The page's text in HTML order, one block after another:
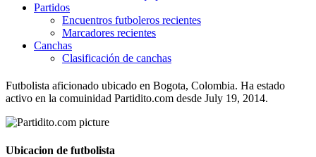
Partidos
Encuentros futboleros recientes
Marcadores recientes
Canchas
Clasificación de canchas
Futbolista aficionado ubicado en Bogota, Colombia. Ha estado
activo en la comuinidad Partidito.com desde July 19, 2014.
Ubicacion de futbolista